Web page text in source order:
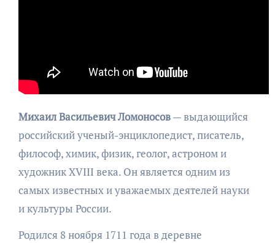
Михаил Васильевич Ломоносов— выдающийся
российский ученый-энциклопедист, писатель,
философ, химик, физик, геолог, астроном и
художник XVIII века. Он является одним из
самых известных и уважаемых деятелей науки
и культуры России.
Родился 8 ноября 1711 года в деревне